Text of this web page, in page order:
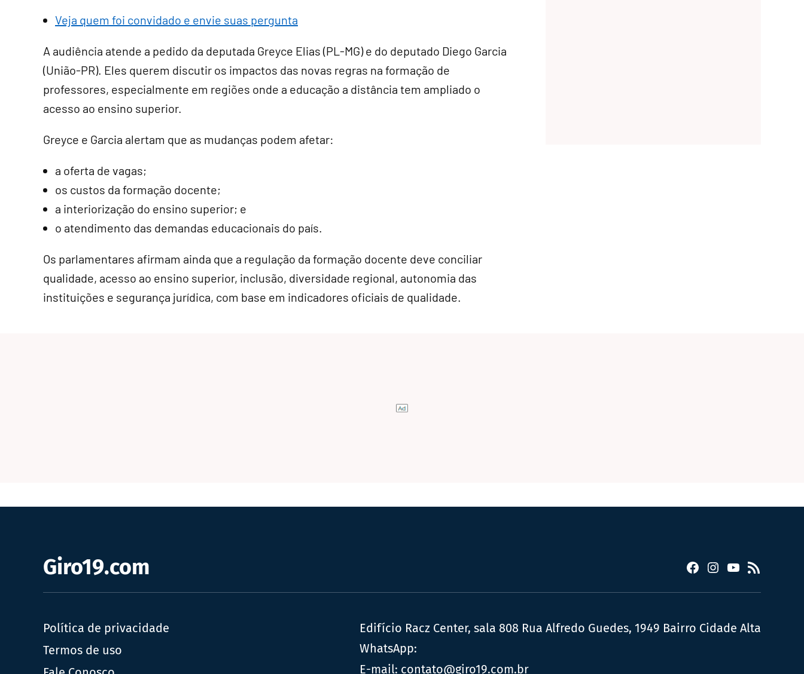
Veja quem foi convidado e envie suas pergunta
A audiência atende a pedido da deputada Greyce Elias (PL-MG) e do deputado Diego Garcia
(União-PR). Eles querem discutir os impactos das novas regras na formação de
professores, especialmente em regiões onde a educação a distância tem ampliado o
acesso ao ensino superior.
Greyce e Garcia alertam que as mudanças podem afetar:
a oferta de vagas;
os custos da formação docente;
a interiorização do ensino superior; e
o atendimento das demandas educacionais do país.
Os parlamentares afirmam ainda que a regulação da formação docente deve conciliar
qualidade, acesso ao ensino superior, inclusão, diversidade regional, autonomia das
instituições e segurança jurídica, com base em indicadores oficiais de qualidade.
Giro19.com Facebook
Instagram
YouTube
RSS
Política de privacidade
Termos de uso
Edifício Racz Center, sala 808 Rua Alfredo Guedes, 1949 Bairro Cidade Alta
WhatsApp:
E-mail: contato@giro19.com.br